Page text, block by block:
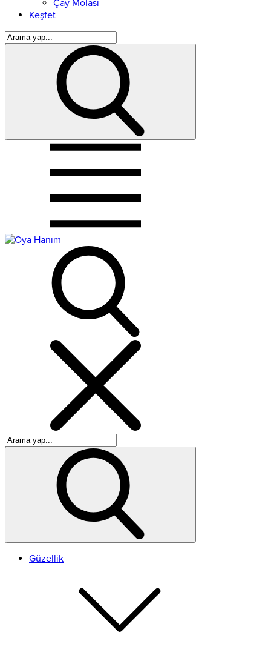
Çay Molası
Keşfet
Güzellik